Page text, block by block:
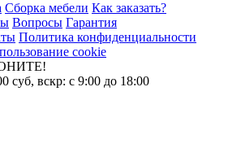
Сборка мебели Как заказать?
Вопросы Гарантия
Политика конфиденциальности
cookie
суб, вскр: с 9:00 до 18:00